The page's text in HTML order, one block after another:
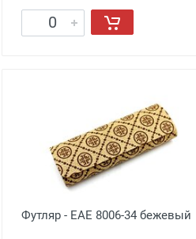
Футляр - EAE 8006-34 бежевый